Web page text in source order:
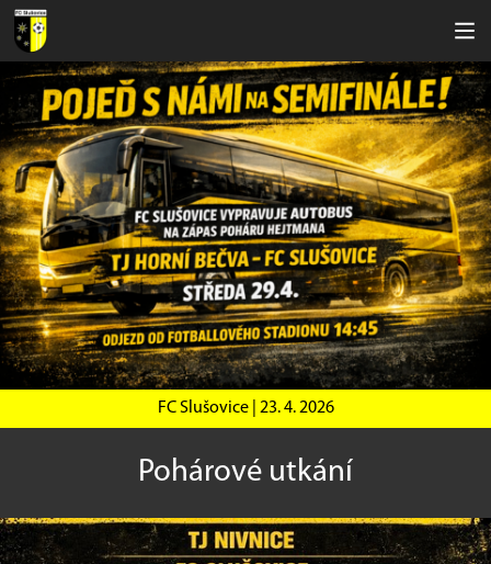
FC Slušovice | 23. 4. 2026
Pohárové utkání